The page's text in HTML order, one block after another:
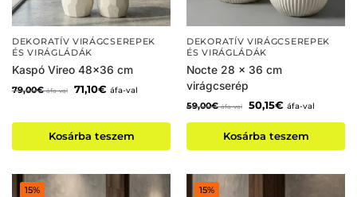
DEKORATÍV VIRÁGCSEREPEK
ÉS VIRÁGLÁDÁK
Kaspó Vireo 48×36 cm
79,00€ áfa-val 71,10€ áfa-val
Kosárba teszem
DEKORATÍV VIRÁGCSEREPEK
ÉS VIRÁGLÁDÁK
Nocte 28 x 36 cm
virágcserép
59,00€ áfa-val 50,15€ áfa-val
Kosárba teszem
15% 15%